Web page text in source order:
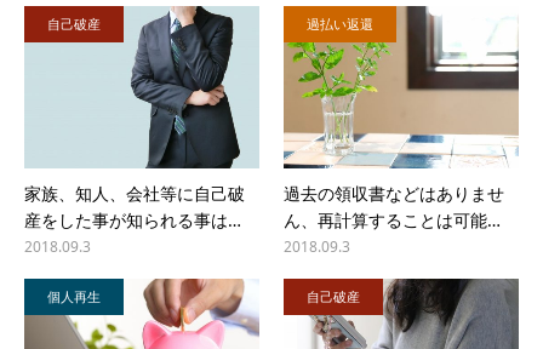
自己破産
家族、知人、会社等に自己破
産をした事が知られる事は…
2018.09.3
過払い返還
過去の領収書などはありませ
ん、再計算することは可能…
2018.09.3
個人再生 自己破産